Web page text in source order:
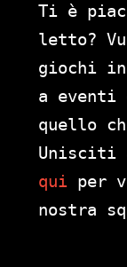
Ti è
letto?
giochi in
a eventi
quello
Unisciti
qui per
nostra